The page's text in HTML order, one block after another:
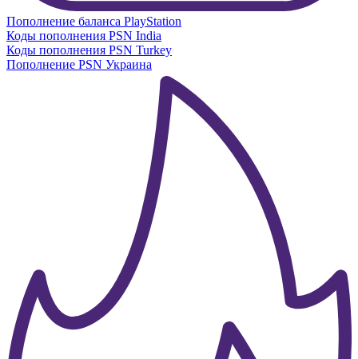
Пополнение баланса PlayStation
Коды пополнения PSN India
Коды пополнения PSN Turkey
Пополнение PSN Украина